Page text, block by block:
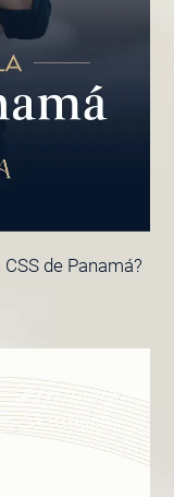
de Panamá?